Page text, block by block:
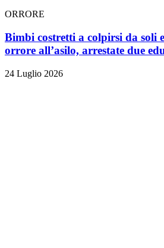
ORRORE
Bimbi costretti a colpirsi da soli
orrore all’asilo, arrestate due
24 Luglio 2026